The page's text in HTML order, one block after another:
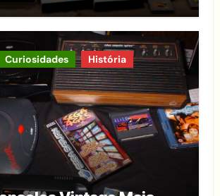
Curiosidades História